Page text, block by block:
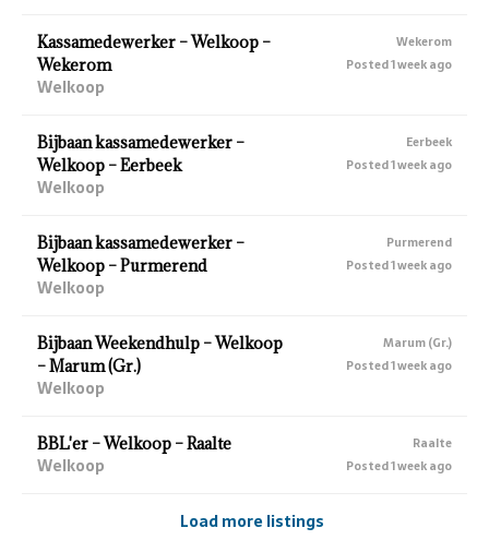
Kassamedewerker – Welkoop –
Wekerom
Welkoop
Wekerom
Posted 1 week ago
Bijbaan kassamedewerker –
Welkoop – Eerbeek
Welkoop
Eerbeek
Posted 1 week ago
Bijbaan kassamedewerker –
Welkoop – Purmerend
Welkoop
Purmerend
Posted 1 week ago
Bijbaan Weekendhulp – Welkoop
– Marum (Gr.)
Welkoop
Marum (Gr.)
Posted 1 week ago
BBL'er – Welkoop – Raalte
Welkoop
Raalte
Posted 1 week ago
Load more listings